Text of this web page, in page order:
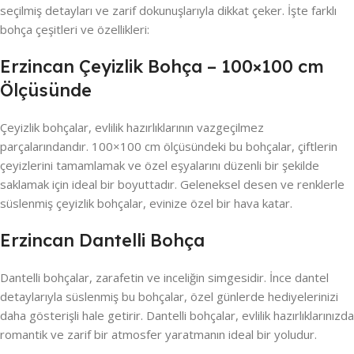
seçilmiş detayları ve zarif dokunuşlarıyla dikkat çeker. İşte farklı
bohça çeşitleri ve özellikleri:
Erzincan Çeyizlik Bohça – 100×100 cm
Ölçüsünde
Çeyizlik bohçalar, evlilik hazırlıklarının vazgeçilmez
parçalarındandır. 100×100 cm ölçüsündeki bu bohçalar, çiftlerin
çeyizlerini tamamlamak ve özel eşyalarını düzenli bir şekilde
saklamak için ideal bir boyuttadır. Geleneksel desen ve renklerle
süslenmiş çeyizlik bohçalar, evinize özel bir hava katar.
Erzincan Dantelli Bohça
Dantelli bohçalar, zarafetin ve inceliğin simgesidir. İnce dantel
detaylarıyla süslenmiş bu bohçalar, özel günlerde hediyelerinizi
daha gösterişli hale getirir. Dantelli bohçalar, evlilik hazırlıklarınızda
romantik ve zarif bir atmosfer yaratmanın ideal bir yoludur.